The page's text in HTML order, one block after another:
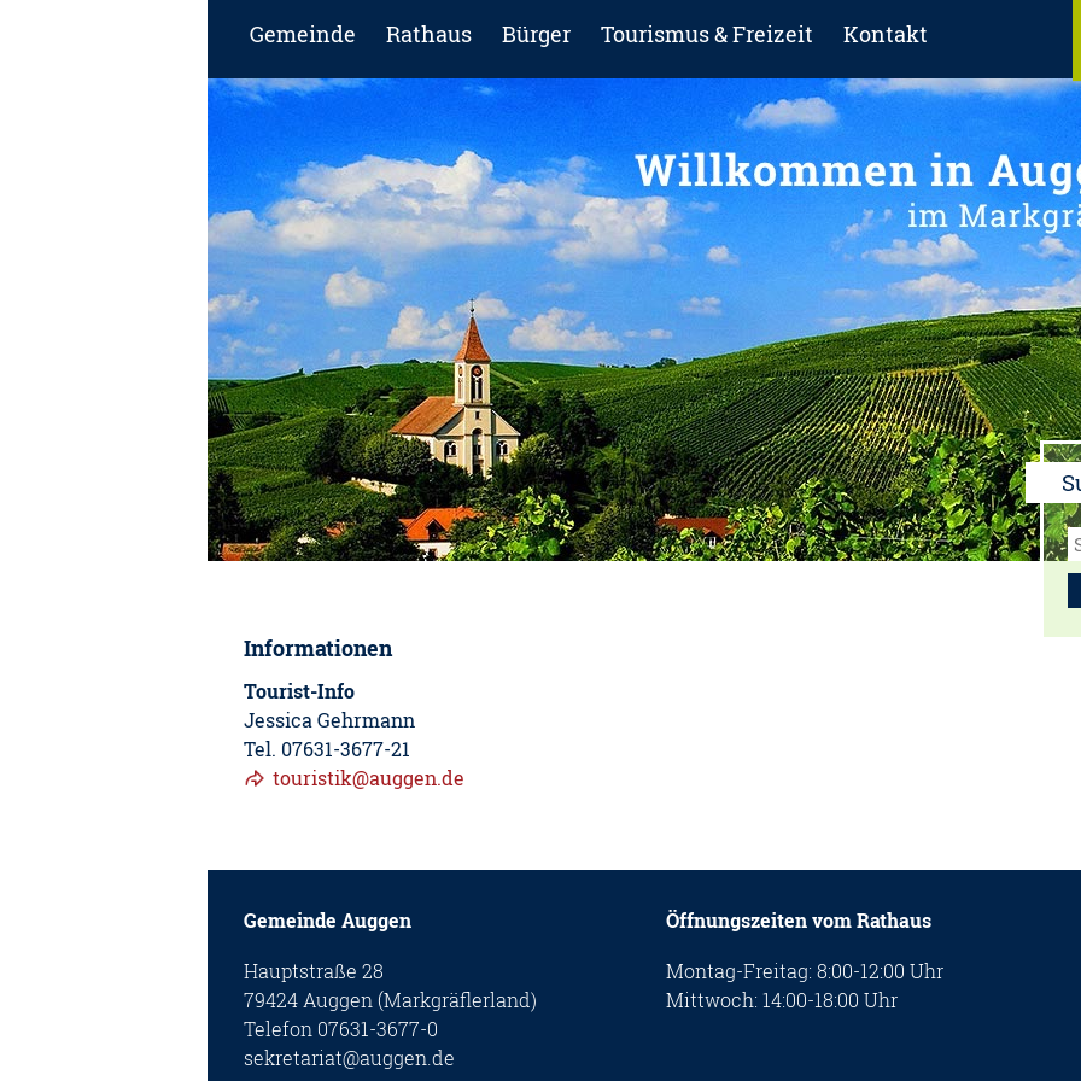
Gemeinde Rathaus Bürger Tourismus & Freizeit Kontakt
Informationen
Tourist-Info
Jessica Gehrmann
Tel. 07631-3677-21
touristik@auggen.de
Gemeinde Auggen
Hauptstraße 28
79424 Auggen (Markgräflerland)
Telefon 07631-3677-0
sekretariat@auggen.de
Öffnungszeiten vom Rathaus
Montag-Freitag: 8:00-12:00 Uhr
Mittwoch: 14:00-18:00 Uhr